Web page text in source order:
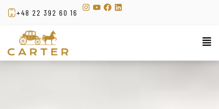
+48 22 392 60 16